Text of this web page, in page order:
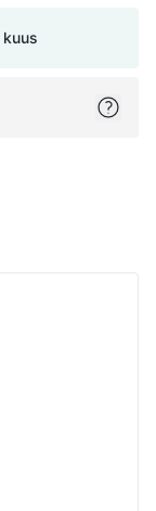
kuus